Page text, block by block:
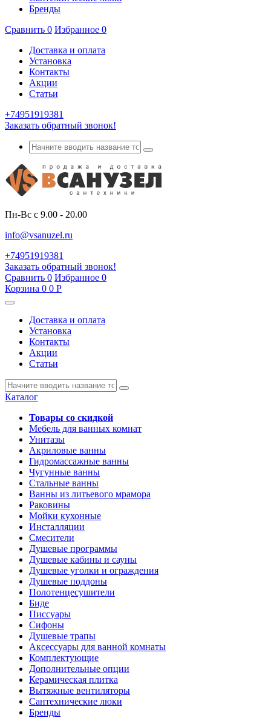
Бренды
Сравнить 0 Избранное 0
Доставка и оплата
Установка
Контакты
Акции
Статьи
+74951919381
Заказать обратный звонок!
Пн-Вс с 9.00 - 20.00
info@vsanuzel.ru
+74951919381
Заказать обратный звонок!
Сравнить 0 Избранное 0
Корзина 0 0 Р
Доставка и оплата
Установка
Контакты
Акции
Статьи
Каталог
Товары со скидкой
Мебель для ванных комнат
Унитазы
Акриловые ванны
Гидромассажные ванны
Чугунные ванны
Стальные ванны
Ванны из литьевого мрамора
Раковины
Мойки кухонные
Инсталляции
Смесители
Душевые программы
Душевые кабины и сауны
Душевые уголки и ограждения
Душевые поддоны
Полотенцесушители
Биде
Писсуары
Сифоны
Душевые трапы
Аксессуары для ванной комнаты
Комплектующие
Дополнительные опции
Керамическая плитка
Вытяжные вентиляторы
Сантехнические люки
Бренды